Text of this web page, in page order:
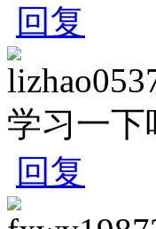
回复
学习一下
回复